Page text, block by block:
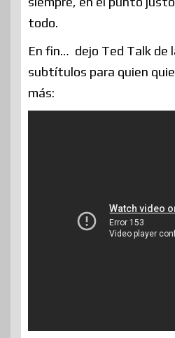
todo.
En fin… dejo Ted Talk de
subtítulos para quien
más: